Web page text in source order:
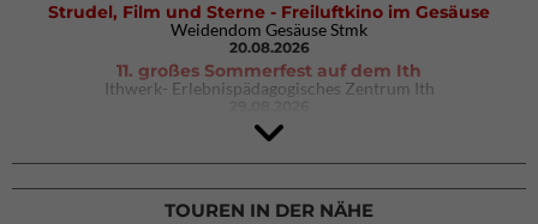
Strudel, Film und Sterne - Freiluftkino im Gesäuse
Weidendom Gesäuse Stmk
20.08.2026
11. großes Sommerfest auf dem Ith
Ithwerk- Erlebnispädagogisches Zentrum Ith
Rock Master Arco
Arco (IT)
02.10.2026bis 04.10.2026
TOUREN IN DER NÄHE